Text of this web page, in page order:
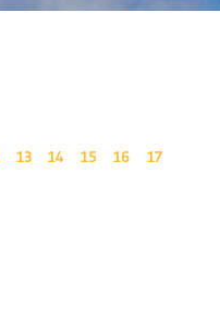
13 14 15 16
17